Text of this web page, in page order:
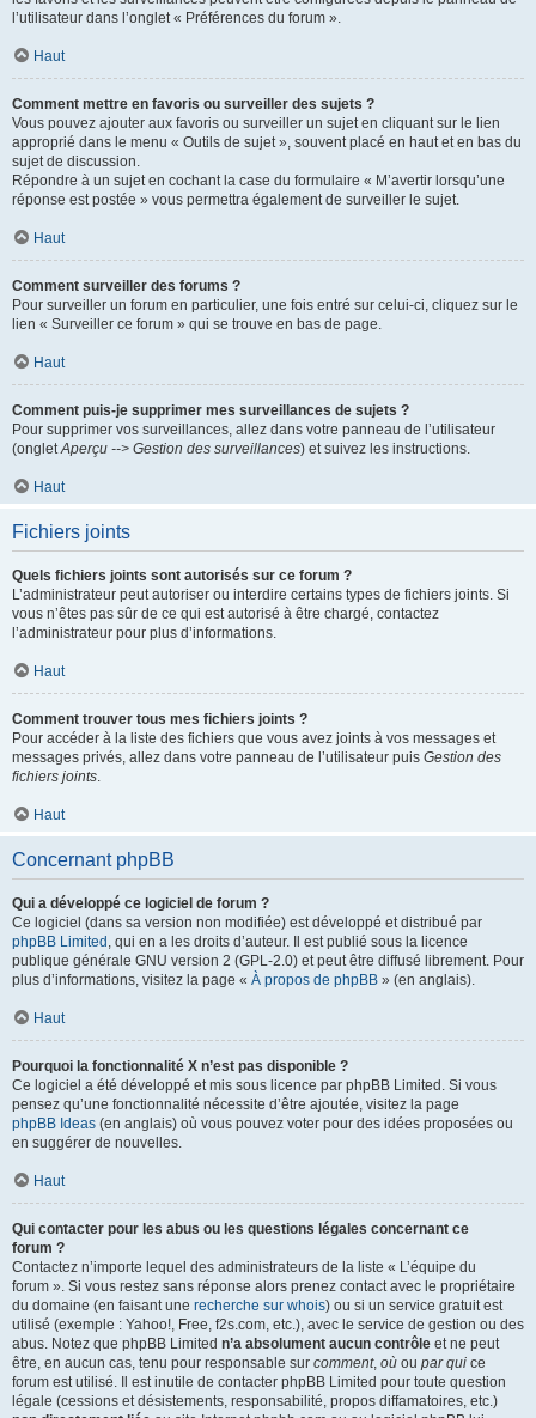
l’utilisateur dans l’onglet « Préférences du forum ».
Haut
Comment mettre en favoris ou surveiller des sujets ?
Vous pouvez ajouter aux favoris ou surveiller un sujet en cliquant sur le lien
approprié dans le menu « Outils de sujet », souvent placé en haut et en bas du
sujet de discussion.
Répondre à un sujet en cochant la case du formulaire « M’avertir lorsqu’une
réponse est postée » vous permettra également de surveiller le sujet.
Haut
Comment surveiller des forums ?
Pour surveiller un forum en particulier, une fois entré sur celui-ci, cliquez sur le
lien « Surveiller ce forum » qui se trouve en bas de page.
Haut
Comment puis-je supprimer mes surveillances de sujets ?
Pour supprimer vos surveillances, allez dans votre panneau de l’utilisateur
(ongletAperçu --> Gestion des surveillances) et suivez les instructions.
Haut
Fichiers joints
Quels fichiers joints sont autorisés sur ce forum ?
L’administrateur peut autoriser ou interdire certains types de fichiers joints. Si
vous n’êtes pas sûr de ce qui est autorisé à être chargé, contactez
l’administrateur pour plus d’informations.
Haut
Comment trouver tous mes fichiers joints ?
Pour accéder à la liste des fichiers que vous avez joints à vos messages et
messages privés, allez dans votre panneau de l’utilisateur puis Gestion des
fichiers joints.
Haut
Concernant phpBB
Qui a développé ce logiciel de forum ?
Ce logiciel (dans sa version non modifiée) est développé et distribué par
phpBB Limited , qui en a les droits d’auteur. Il est publié sous la licence
publique générale GNU version 2 (GPL-2.0) et peut être diffusé librement. Pour
plus d’informations, visitez la page « À propos de phpBB » (en anglais).
Haut
Pourquoi la fonctionnalité X n’est pas disponible ?
Ce logiciel a été développé et mis sous licence par phpBB Limited. Si vous
pensez qu’une fonctionnalité nécessite d’être ajoutée, visitez la page
phpBB Ideas (en anglais) où vous pouvez voter pour des idées proposées ou
en suggérer de nouvelles.
Haut
Qui contacter pour les abus ou les questions légales concernant ce
forum ?
Contactez n’importe lequel des administrateurs de la liste « L’équipe du
forum ». Si vous restez sans réponse alors prenez contact avec le propriétaire
du domaine (en faisant une recherche sur whois) ou si un service gratuit est
utilisé (exemple : Yahoo!, Free, f2s.com, etc.), avec le service de gestion ou des
abus. Notez que phpBB Limited n’a absolument aucun contrôle et ne peut
être, en aucun cas, tenu pour responsable sur comment, où ou par qui ce
forum est utilisé. Il est inutile de contacter phpBB Limited pour toute question
légale (cessions et désistements, responsabilité, propos diffamatoires, etc.)